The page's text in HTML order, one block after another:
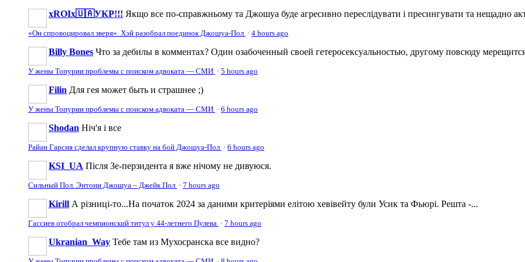
xROIx🇺🇦УКР!!! Якщо все по-справжньому та Джошуа буде агресивно переслідувати і пресингувати та нещадно
«Он спровоцировал зверя». Хэй разобрал поединок Джошуа-Пол · 4 hours ago
Billy Bones Что за дебилы в комментах? Один озабоченный своей гетеросексуальностью, другому повсюду
У жены Топурии проблемы с поиском адвоката — СМИ · 5 hours ago
Filin Для гея может быть и страшнее ;)
У жены Топурии проблемы с поиском адвоката — СМИ · 6 hours ago
Shodan Ніч'я і все
Райан Гарсия сделал крупную ставку на бой Джошуа-Пол · 6 hours ago
KSI_UA Після Зе-перзидента я вже нічому не дивуюся.
Сильный Пол. Энтони Джошуа – Джейк Пол · 7 hours ago
Kirill А різниці-то...На початок 2024 за даними критеріями елітою хевівейту були Усик та Фьюрі. Решта -...
Гассиев отобрал чемпионский титул у 44-летнего Пулева · 7 hours ago
Ukranian_Way Тебе там из Мухосранска все видно?